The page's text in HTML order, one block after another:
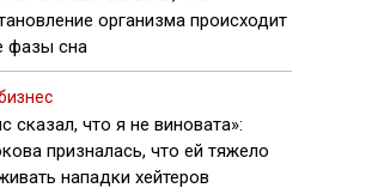
организма происходит
фазы сна
сказал, что я не виновата»:
призналась, что ей тяжело
нападки хейтеров